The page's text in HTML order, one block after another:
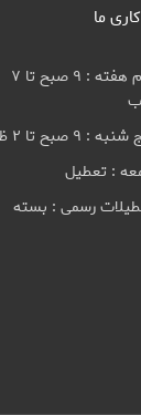
ما
ایام هفته : ۹ صبح تا ۷
: ۹ صبح تا ۲ ظهر
: تعطیل
رسمی : بسته